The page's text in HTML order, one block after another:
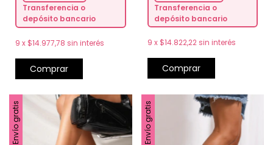
Transferencia o
depósito bancario
9 x $14.977,78 sin interés
Comprar
Transferencia o
depósito bancario
9 x $14.822,22 sin interés
Comprar
Envío gratis Envío gratis